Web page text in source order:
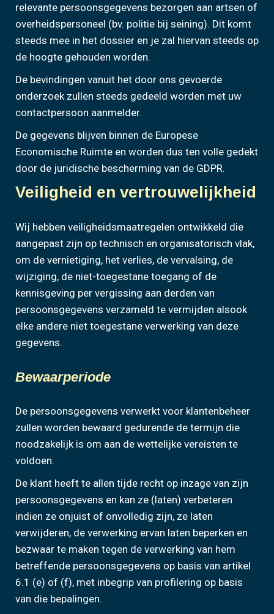
relevante persoonsgegevens bezorgen aan artsen of
overheidspersoneel (bv. politie bij seining). Dit komt
steeds mee in het dossier en je zal hiervan steeds op
de hoogte gehouden worden.
De bevindingen vanuit het door ons gevoerde
onderzoek zullen steeds gedeeld worden met uw
contactpersoon aanmelder.
De gegevens blijven binnen de Europese
Economische Ruimte en worden dus ten volle gedekt
door de juridische bescherming van de GDPR.
Veiligheid en vertrouwelijkheid
Wij hebben veiligheidsmaatregelen ontwikkeld die
aangepast zijn op technisch en organisatorisch vlak,
om de vernietiging, het verlies, de vervalsing, de
wijziging, de niet-toegestane toegang of de
kennisgeving per vergissing aan derden van
persoonsgegevens verzameld te vermijden alsook
elke andere niet toegestane verwerking van deze
gegevens.
Bewaarperiode
De persoonsgegevens verwerkt voor klantenbeheer
zullen worden bewaard gedurende de termijn die
noodzakelijk is om aan de wettelijke vereisten te
voldoen.
De klant heeft te allen tijde recht op inzage van zijn
persoonsgegevens en kan ze (laten) verbeteren
indien ze onjuist of onvolledig zijn, ze laten
verwijderen, de verwerking ervan laten beperken en
bezwaar te maken tegen de verwerking van hem
betreffende persoonsgegevens op basis van artikel
6.1 (e) of (f), met inbegrip van profilering op basis
van die bepalingen.